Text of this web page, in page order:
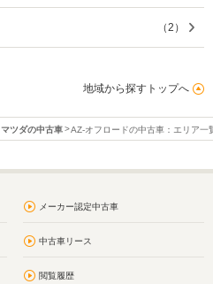
（2 ）
地域から探すトップへ
マツダの中古車 AZ-オフロードの中古車：エリア一
メーカー認定中古車
中古車リース
閲覧履歴